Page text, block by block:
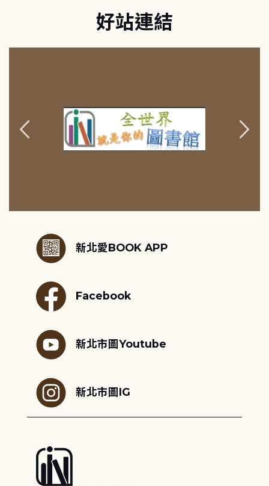
好站連結
新北愛BOOK APP
Facebook
新北市圖Youtube
新北市圖IG